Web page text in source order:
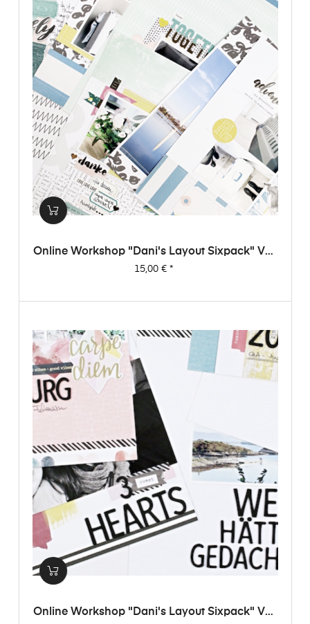
Online Workshop "Dani's Layout Sixpack" Vol.
3
Preis
15,00 €*
Online Workshop "Dani's Layout Sixpack" Vol.